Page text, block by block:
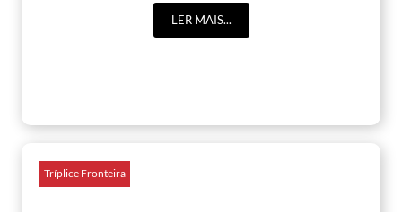
LER MAIS...
Tríplice Fronteira